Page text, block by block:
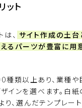
ット
、 サイト作成の土台
るパーツが豊富に用
種類以上あり、業種や
インを選べます。白
り、選んだテンプレー